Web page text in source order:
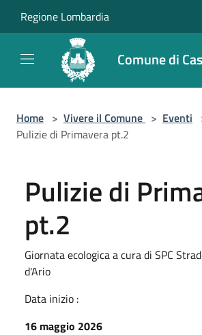
Regione Lombardia
Comune di
Home > Vivere il Comune > Eventi
Pulizie di Primavera pt.2
Pulizie di
pt.2
Giornata ecologica a cura di SPC
d'Ario
Data inizio :
16 maggio 2026